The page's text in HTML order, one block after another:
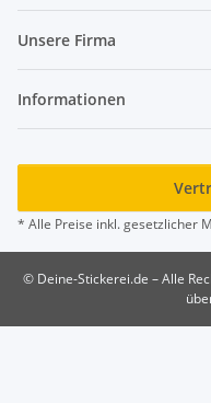
Unsere Firma
Informationen
* Alle Preise inkl. gesetzlicher
© Deine-Stickerei.de – Alle